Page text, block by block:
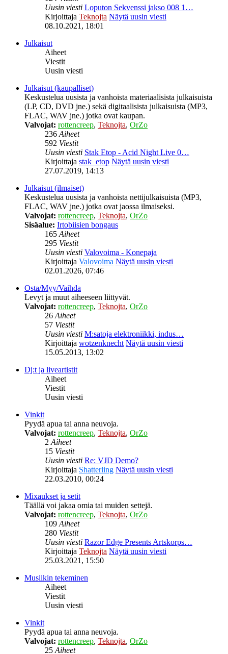
Uusin viesti Loputon Sekvenssi jakso 008 1…
Kirjoittaja Teknojta Näytä uusin viesti
08.10.2021, 18:01
Julkaisut
Aiheet
Viestit
Uusin viesti
Julkaisut (kaupalliset)
Keskustelua uusista ja vanhoista materiaalisista julkaisuista
(LP, CD, DVD jne.) sekä digitaalisista julkaisuista (MP3,
FLAC, WAV jne.) jotka ovat kaupan.
Valvojat: rottencreep, Teknojta, OrZo
236Aiheet
592 Viestit
Uusin viesti Stak Etop - Acid Night Live 0…
Kirjoittaja stak_etop Näytä uusin viesti
27.07.2019, 14:13
Julkaisut (ilmaiset)
Keskustelua uusista ja vanhoista nettijulkaisuista (MP3,
FLAC, WAV jne.) jotka ovat jaossa ilmaiseksi.
Valvojat: rottencreep, Teknojta, OrZo
Sisäalue: Irtobiisien bongaus
165Aiheet
295 Viestit
Uusin viesti Valovoima - Konepaja
Kirjoittaja Valovoima Näytä uusin viesti
02.01.2026, 07:46
Osta/Myy/Vaihda
Levyt ja muut aiheeseen liittyvät.
Valvojat: rottencreep, Teknojta, OrZo
26Aiheet
57 Viestit
Uusin viesti M:satoja elektroniikki, indus…
Kirjoittaja wotzenknecht Näytä uusin viesti
15.05.2013, 13:02
Dj:t ja liveartistit
Aiheet
Viestit
Uusin viesti
Vinkit
Pyydä apua tai anna neuvoja.
Valvojat: rottencreep, Teknojta, OrZo
2Aiheet
15 Viestit
Uusin viesti Re: VJD Demo?
Kirjoittaja Shatterling Näytä uusin viesti
22.03.2010, 00:24
Mixaukset ja setit
Täällä voi jakaa omia tai muiden settejä.
Valvojat: rottencreep, Teknojta, OrZo
109Aiheet
280 Viestit
Uusin viesti Razor Edge Presents Artskorps…
Kirjoittaja Teknojta Näytä uusin viesti
25.03.2021, 15:50
Musiikin tekeminen
Aiheet
Viestit
Uusin viesti
Vinkit
Pyydä apua tai anna neuvoja.
Valvojat: rottencreep, Teknojta, OrZo
25Aiheet